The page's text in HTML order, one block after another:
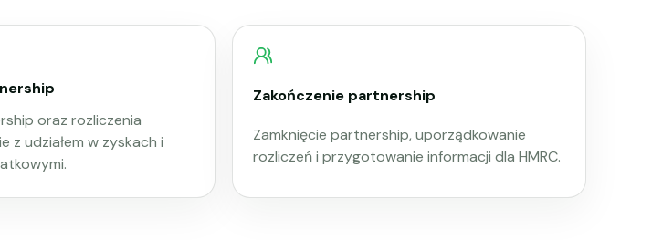
oraz rozliczenia
z udziałem w zyskach i
Zakończenie partnership
Zamknięcie partnership, uporządkowanie
rozliczeń i przygotowanie informacji dla HMRC.